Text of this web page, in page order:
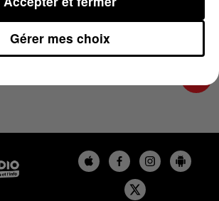
Gérer mes choix